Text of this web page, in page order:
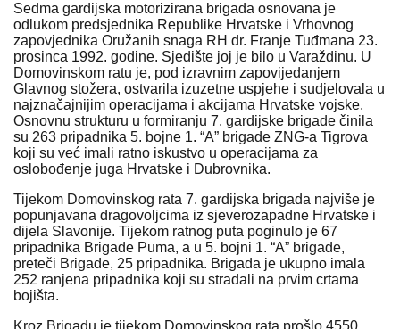
Sedma gardijska motorizirana brigada osnovana je
odlukom predsjednika Republike Hrvatske i Vrhovnog
zapovjednika Oružanih snaga RH dr. Franje Tuđmana 23.
prosinca 1992. godine. Sjedište joj je bilo u Varaždinu. U
Domovinskom ratu je, pod izravnim zapovijedanjem
Glavnog stožera, ostvarila izuzetne uspjehe i sudjelovala u
najznačajnijim operacijama i akcijama Hrvatske vojske.
Osnovnu strukturu u formiranju 7. gardijske brigade činila
su 263 pripadnika 5. bojne 1. “A” brigade ZNG-a Tigrova
koji su već imali ratno iskustvo u operacijama za
oslobođenje juga Hrvatske i Dubrovnika.
Tijekom Domovinskog rata 7. gardijska brigada najviše je
popunjavana dragovoljcima iz sjeverozapadne Hrvatske i
dijela Slavonije. Tijekom ratnog puta poginulo je 67
pripadnika Brigade Puma, a u 5. bojni 1. “A” brigade,
preteči Brigade, 25 pripadnika. Brigada je ukupno imala
252 ranjena pripadnika koji su stradali na prvim crtama
bojišta.